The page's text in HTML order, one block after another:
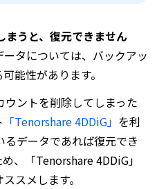
まうと、復元できません
タについては、バックアッ
能性があります。
ウントを削除してしまった
「Tenorshare 4DDiG」 を利
るデータであれば復元でき
、「Tenorshare 4DDiG」
スメします。